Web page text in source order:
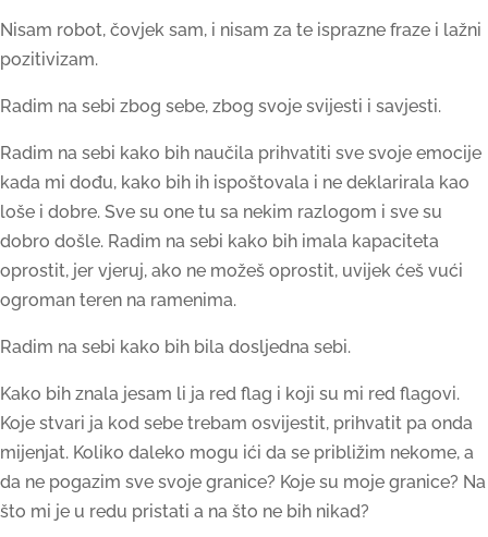
Nisam robot, čovjek sam, i nisam za te isprazne fraze i lažni
pozitivizam.
Radim na sebi zbog sebe, zbog svoje svijesti i savjesti.
Radim na sebi kako bih naučila prihvatiti sve svoje emocije
kada mi dođu, kako bih ih ispoštovala i ne deklarirala kao
loše i dobre. Sve su one tu sa nekim razlogom i sve su
dobro došle. Radim na sebi kako bih imala kapaciteta
oprostit, jer vjeruj, ako ne možeš oprostit, uvijek ćeš vući
ogroman teren na ramenima.
Radim na sebi kako bih bila dosljedna sebi.
Kako bih znala jesam li ja red flag i koji su mi red flagovi.
Koje stvari ja kod sebe trebam osvijestit, prihvatit pa onda
mijenjat. Koliko daleko mogu ići da se približim nekome, a
da ne pogazim sve svoje granice? Koje su moje granice? Na
što mi je u redu pristati a na što ne bih nikad?